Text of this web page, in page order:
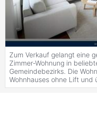
Zum Verkauf gelangt eine
Zimmer-Wohnung in
Gemeindebezirks. Die
Wohnhauses ohne Lift und